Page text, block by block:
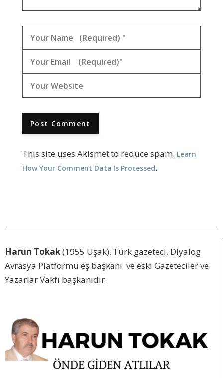
This site uses Akismet to reduce spam. Learn
How Your Comment Data Is Processed.
Harun Tokak(1955 Uşak), Türk gazeteci, Diyalog
Avrasya Platformu eş başkanı ve eski Gazeteciler ve
Yazarlar Vakfı başkanıdır.